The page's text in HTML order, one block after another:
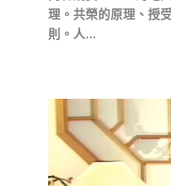
理。共榮的原理、授
則。人...